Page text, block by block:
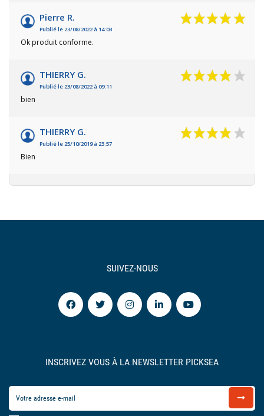
Pierre R.
Publié le 23/08/2022 à 14:03
Ok produit conforme.
THIERRY G.
Publié le 23/08/2022 à 09:11
bien
THIERRY G.
Publié le 25/10/2019 à 23:57
Bien
SUIVEZ-NOUS
INSCRIVEZ VOUS À LA NEWSLETTER PICKSEA